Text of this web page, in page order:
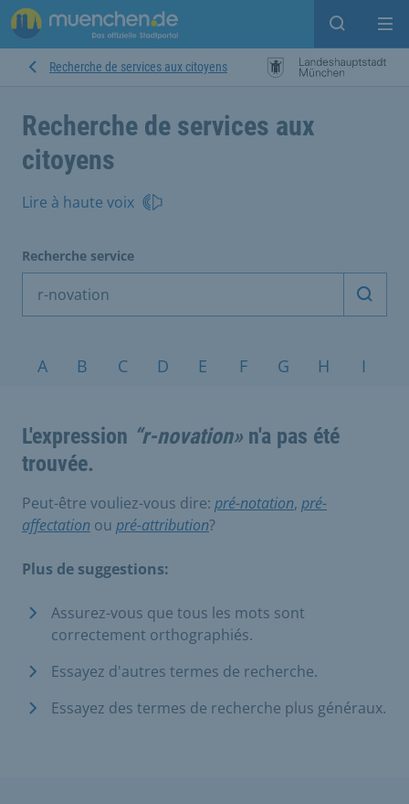
Open
Recherche de services aux citoyens
Recherche de services aux
citoyens
Lire à haute voix
Recherche service
Sujets de A à Z
A B C D E F G H I
L'expression “r-novation» n'a pas été
trouvée.
Peut-être vouliez-vous dire: pré-notation, pré-
affectation ou pré-attribution?
Plus de suggestions:
Assurez-vous que tous les mots sont
correctement orthographiés.
Essayez d'autres termes de recherche.
Essayez des termes de recherche plus généraux.